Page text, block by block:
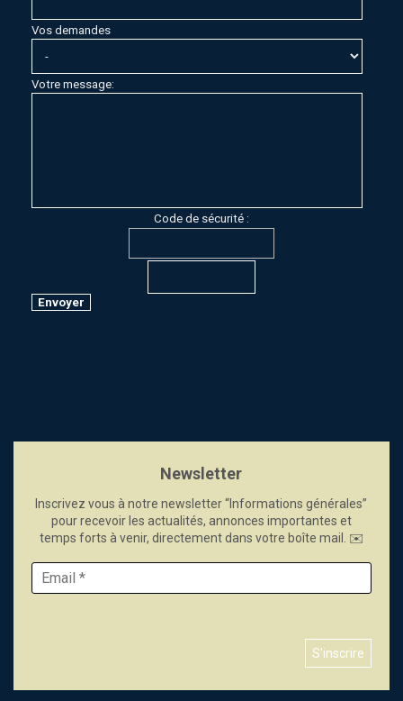
Vos demandes
Votre message:
Code de sécurité :
Newsletter
Inscrivez vous à notre newsletter “Informations générales”
pour recevoir les actualités, annonces importantes et
temps forts à venir, directement dans votre boîte mail. ✉️